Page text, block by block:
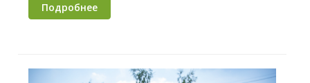
Подробнее